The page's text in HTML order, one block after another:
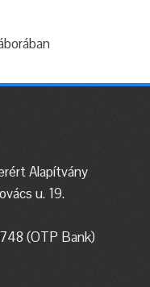
Alapítvány
u. 19.
(OTP Bank)